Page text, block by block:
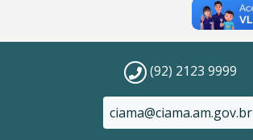
(92) 2123 9999
ciama@ciama.am.gov.br